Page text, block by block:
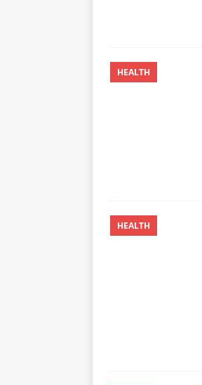
HEALTH
HEALTH